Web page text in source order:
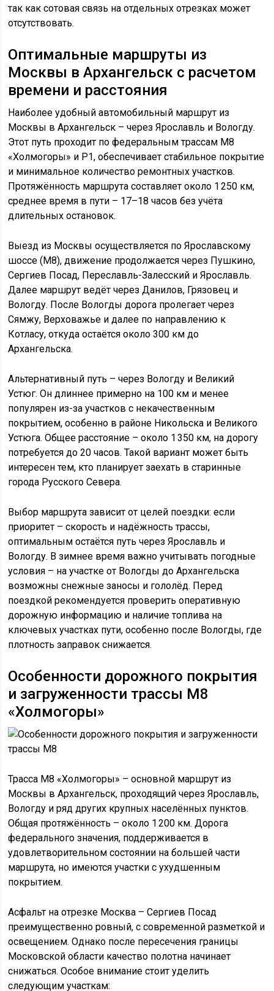
так как сотовая связь на отдельных отрезках может
отсутствовать.
Оптимальные маршруты из
Москвы в Архангельск с расчетом
времени и расстояния
Наиболее удобный автомобильный маршрут из
Москвы в Архангельск – через Ярославль и Вологду.
Этот путь проходит по федеральным трассам М8
«Холмогоры» и Р1, обеспечивает стабильное покрытие
и минимальное количество ремонтных участков.
Протяжённость маршрута составляет около 1 250 км,
среднее время в пути – 17–18 часов без учёта
длительных остановок.
Выезд из Москвы осуществляется по Ярославскому
шоссе (М8), движение продолжается через Пушкино,
Сергиев Посад, Переславль-Залесский и Ярославль.
Далее маршрут ведёт через Данилов, Грязовец и
Вологду. После Вологды дорога пролегает через
Сямжу, Верховажье и далее по направлению к
Котласу, откуда остаётся около 300 км до
Архангельска.
Альтернативный путь – через Вологду и Великий
Устюг. Он длиннее примерно на 100 км и менее
популярен из-за участков с некачественным
покрытием, особенно в районе Никольска и Великого
Устюга. Общее расстояние – около 1 350 км, на дорогу
потребуется до 20 часов. Такой вариант может быть
интересен тем, кто планирует заехать в старинные
города Русского Севера.
Выбор маршрута зависит от целей поездки: если
приоритет – скорость и надёжность трассы,
оптимальным остаётся путь через Ярославль и
Вологду. В зимнее время важно учитывать погодные
условия – на участке от Вологды до Архангельска
возможны снежные заносы и гололёд. Перед
поездкой рекомендуется проверить оперативную
дорожную информацию и наличие топлива на
ключевых участках пути, особенно после Вологды, где
плотность заправок снижается.
Особенности дорожного покрытия
и загруженности трассы М8
«Холмогоры»
Трасса М8 «Холмогоры» – основной маршрут из
Москвы в Архангельск, проходящий через Ярославль,
Вологду и ряд других крупных населённых пунктов.
Общая протяжённость – около 1 200 км. Дорога
федерального значения, поддерживается в
удовлетворительном состоянии на большей части
маршрута, но имеются участки с ухудшенным
покрытием.
Асфальт на отрезке Москва – Сергиев Посад
преимущественно ровный, с современной разметкой и
освещением. Однако после пересечения границы
Московской области качество полотна начинает
снижаться. Особое внимание стоит уделить
следующим участкам: